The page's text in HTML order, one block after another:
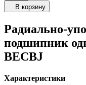
В корзину
Радиально-
подшипник
BECBJ
Характеристики